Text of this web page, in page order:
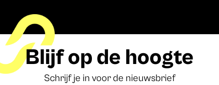
Blijf op de hoogte
Schrijf je in voor de nieuwsbrief